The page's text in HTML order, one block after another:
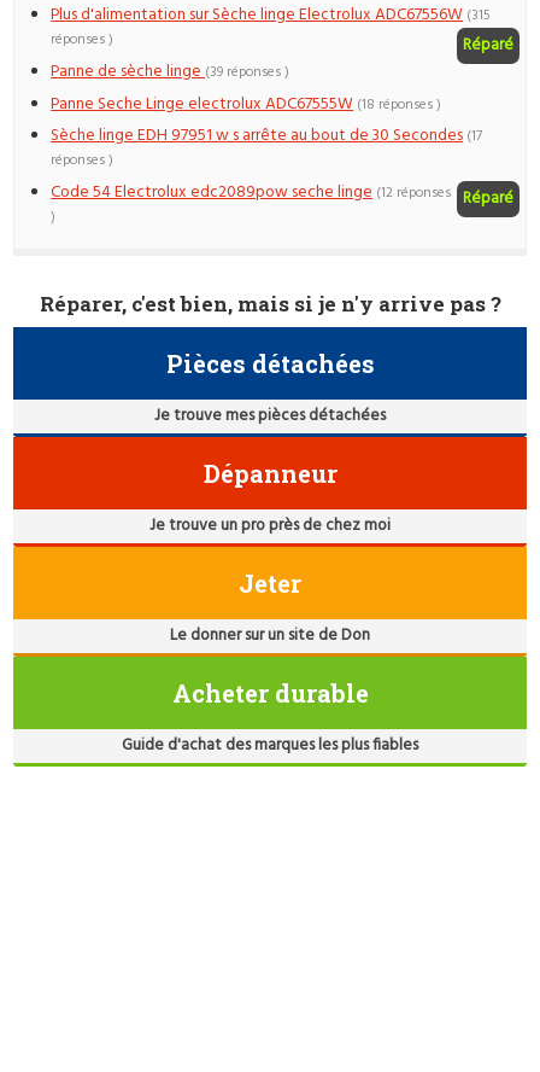
Plus d'alimentation sur Sèche linge Electrolux ADC67556W
Réparé
(315
réponses )
Panne de sèche linge(39 réponses )
Panne Seche Linge electrolux ADC67555W (18 réponses )
Sèche linge EDH 97951 w s arrête au bout de 30 Secondes (17
réponses )
Code 54 Electrolux edc2089pow seche linge Réparé
(12 réponses
)
Réparer, c'est bien, mais si je n'y arrive pas ?
Pièces détachées
Je trouve mes pièces détachées
Dépanneur
Je trouve un pro près de chez moi
Jeter
Le donner sur un site de Don
Acheter durable
Guide d'achat des marques les plus fiables